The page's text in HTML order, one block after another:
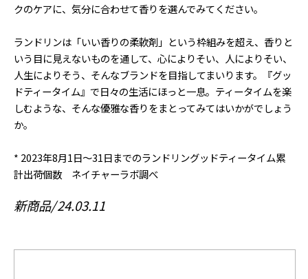
クのケアに、気分に合わせて香りを選んでみてください。
ランドリンは「いい香りの柔軟剤」という枠組みを超え、香りと
いう目に見えないものを通して、心によりそい、人によりそい、
人生によりそう、そんなブランドを目指してまいります。『グッ
ドティータイム』で日々の生活にほっと一息。ティータイムを楽
しむような、そんな優雅な香りをまとってみてはいかがでしょう
か。
* 2023年8月1日～31日までのランドリングッドティータイム累
計出荷個数 ネイチャーラボ調べ
新商品 24.03.11